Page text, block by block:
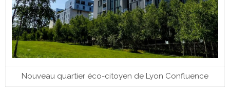
Nouveau quartier éco-citoyen de Lyon Confluence